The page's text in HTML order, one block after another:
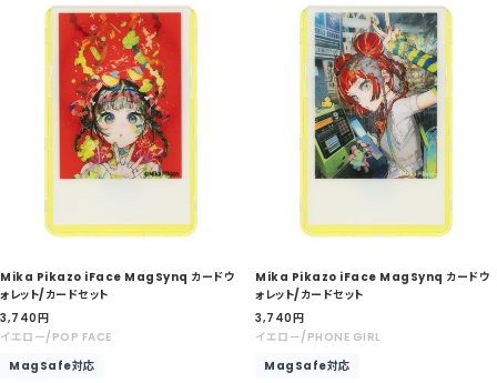
Mika Pikazo iFace MagSynq カードウ
ォレット/カードセット
セ
ー
価
3,740円
イエロー/POP FACE
MagSafe対応
Mika Pikazo iFace MagSynq カードウ
ォレット/カードセット
セ
ー
価
3,740円
イエロー/PHONE GIRL
MagSafe対応